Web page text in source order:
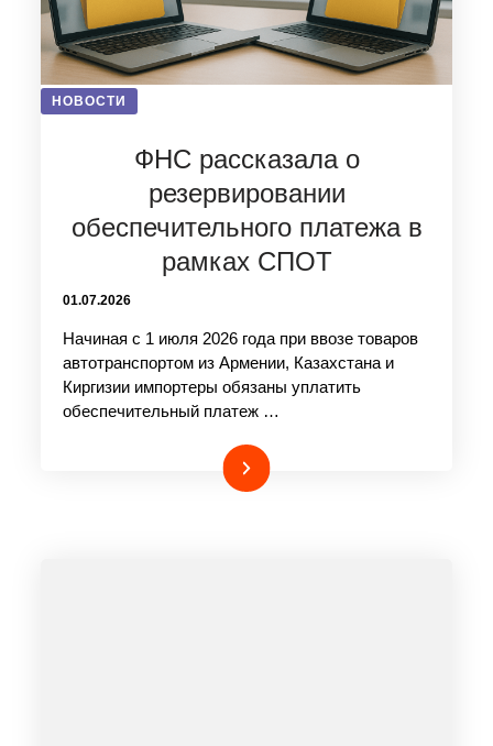
НОВОСТИ
ФНС рассказала о
резервировании
обеспечительного платежа в
рамках СПОТ
01.07.2026
Начиная с 1 июля 2026 года при ввозе товаров
автотранспортом из Армении, Казахстана и
Киргизии импортеры обязаны уплатить
обеспечительный платеж …
Подробнее